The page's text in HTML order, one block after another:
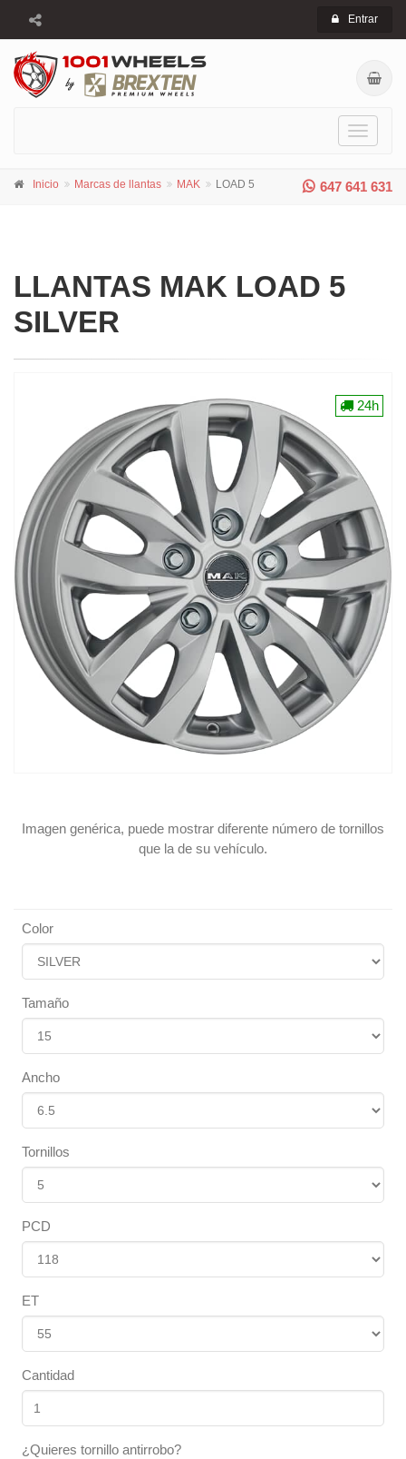
Entrar
Toggle
647 641 631
Inicio Marcas de llantas MAK LOAD 5
LLANTAS MAK LOAD 5
SILVER
Imagen genérica, puede mostrar diferente número de tornillos
que la de su vehículo.
24h
Color
Tamaño
Ancho
Tornillos
PCD
ET
Cantidad
¿Quieres tornillo antirrobo?